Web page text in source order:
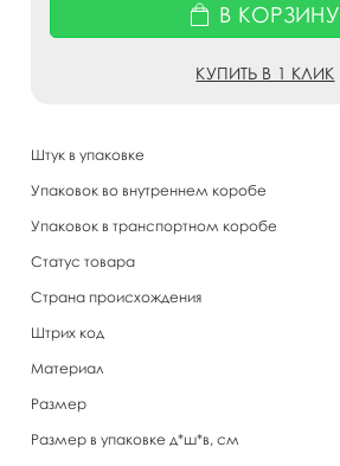
Штук в упаковке
Упаковок во внутреннем коробе
Упаковок в транспортном коробе
Статус товара
Страна происхождения
Штрих код
Материал
Размер
Размер в упаковке д*ш*в, см
В КОРЗИНУ
КУПИТЬ В 1 КЛИК